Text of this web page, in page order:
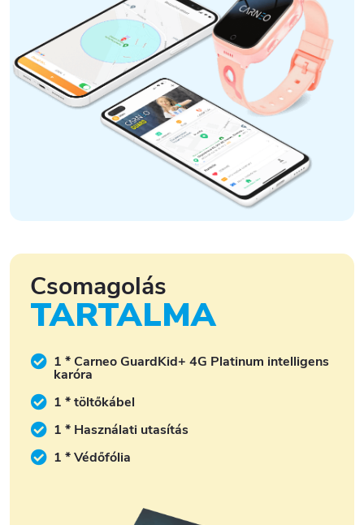
Csomagolás
TARTALMA
1 * Carneo GuardKid+ 4G Platinum intelligens
karóra
1 * töltőkábel
1 * Használati utasítás
1 * Védőfólia